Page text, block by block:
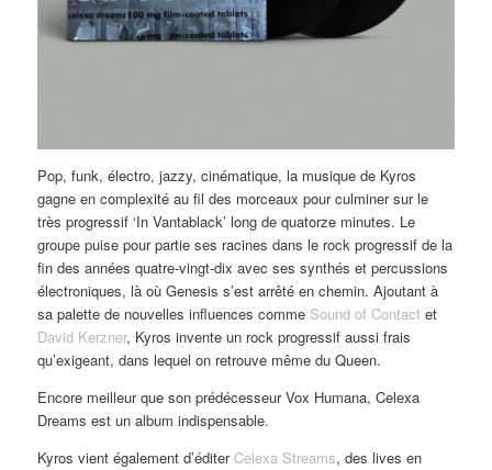
Pop, funk, électro, jazzy, cinématique, la musique de Kyros
gagne en complexité au fil des morceaux pour culminer sur le
très progressif ‘In Vantablack’ long de quatorze minutes. Le
groupe puise pour partie ses racines dans le rock progressif de la
fin des années quatre-vingt-dix avec ses synthés et percussions
électroniques, là où Genesis s’est arrêté en chemin. Ajoutant à
sa palette de nouvelles influences comme Sound of Contact et
David Kerzner, Kyros invente un rock progressif aussi frais
qu’exigeant, dans lequel on retrouve même du Queen.
Encore meilleur que son prédécesseur Vox Humana, Celexa
Dreams est un album indispensable.
Kyros vient également d’éditerCelexa Streams, des lives en